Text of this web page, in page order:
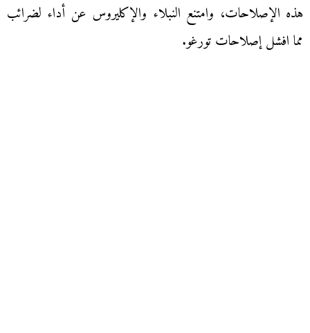
هذه الإصلاحات، وامتنع النبلاء والإكليروس عن أداء لضرائب
مما افشل إصلاحات تورغو.